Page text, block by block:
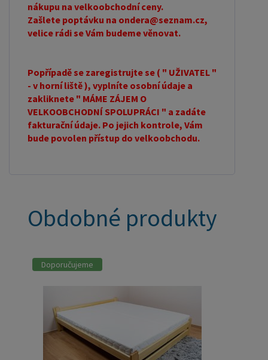
nákupu na velkoobchodní ceny.
Zašlete poptávku na ondera@seznam.cz,
velice rádi se Vám budeme věnovat.
Popřípadě se zaregistrujte se ( " UŽIVATEL "
- v horní liště ), vyplníte osobní údaje a
zakliknete " MÁME ZÁJEM O
VELKOOBCHODNÍ SPOLUPRÁCI " a zadáte
fakturační údaje. Po jejich kontrole, Vám
bude povolen přístup do velkoobchodu.
Obdobné produkty
Doporučujeme